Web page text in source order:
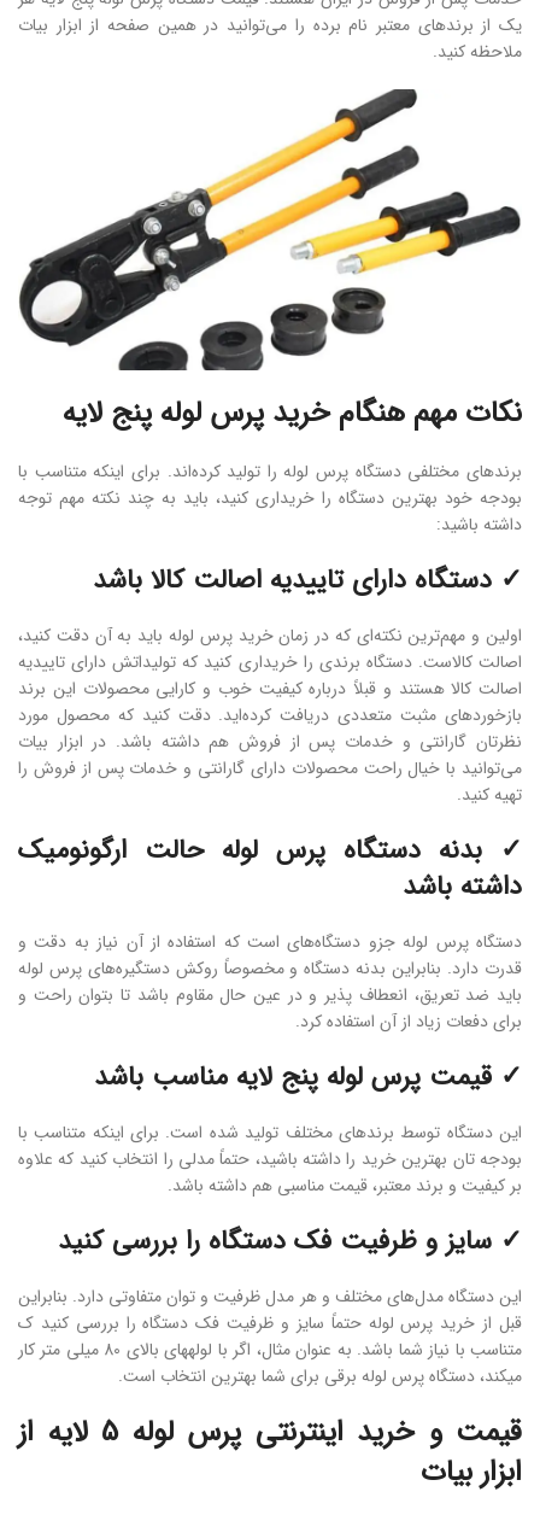
یک از برندهای معتبر نام برده را می‌توانید در همین صفحه از ابزار بیات
ملاحظه کنید.
نکات مهم هنگام خرید پرس لوله پنج لایه
برندهای مختلفی دستگاه پرس لوله را تولید کرده‌اند. برای اینکه متناسب با
بودجه خود بهترین دستگاه را خریداری کنید، باید به چند نکته مهم توجه
داشته ‌باشید:
✓ دستگاه دارای تاییدیه اصالت کالا باشد
اولین و مهم‌ترین نکته‌ای که در زمان خرید پرس لوله باید به آن دقت کنید،
اصالت کالاست. دستگاه برندی را خریداری کنید که تولیداتش دارای تاییدیه
اصالت کالا هستند و قبلاً درباره کیفیت خوب و کارایی محصولات این برند
بازخوردهای مثبت متعددی دریافت کرده‌اید. دقت کنید که محصول مورد
نظرتان گارانتی و خدمات پس از فروش هم داشته ‌باشد. در ابزار بیات
می‌توانید با خیال راحت محصولات دارای گارانتی و خدمات پس از فروش را
تهیه کنید.
✓ بدنه دستگاه پرس لوله حالت ارگونومیک
داشته‌ باشد
دستگاه پرس لوله جزو دستگاه‌های است که استفاده از آن نیاز به ‌دقت و
قدرت دارد. بنابراین بدنه دستگاه و مخصوصاً روکش دستگیره‌های پرس لوله
باید ضد تعریق، انعطاف ‌پذیر و در عین حال مقاوم باشد تا بتوان راحت و
برای دفعات زیاد از آن استفاده کرد.
✓ قیمت پرس لوله پنج لایه مناسب باشد
این دستگاه توسط برندهای مختلف تولید شده ‌است. برای اینکه متناسب با
بودجه تان بهترین خرید را داشته‌ باشید، حتماً مدلی را انتخاب کنید که علاوه
بر کیفیت و برند معتبر، قیمت مناسبی هم داشته‌ باشد.
✓ سایز و ظرفیت فک دستگاه را بررسی کنید
این دستگاه مدل‌های مختلف و هر مدل ظرفیت و توان متفاوتی دارد. بنابراین
قبل از خرید پرس لوله حتماً سایز و ظرفیت فک دستگاه را بررسی کنید ک
متناسب با نیاز شما باشد. به عنوان مثال، اگر با لوله­های بالای 80 میلی متر کار
می­کند، دستگاه پرس لوله برقی برای شما بهترین انتخاب است.
قیمت و خرید اینترنتی پرس لوله 5 لایه از
ابزار بیات